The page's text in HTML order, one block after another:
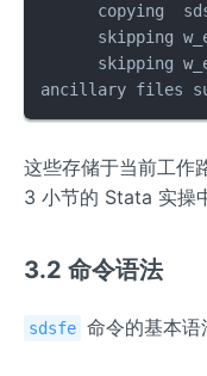
copying
skipping
skipping
ancillary files
这些存储于当前工作
3 小节的 Stata 实操
3.2 命令语法
sdsfe 命令的基本语